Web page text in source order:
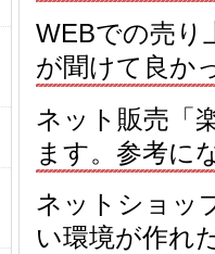
WEBでの売り
が聞けて良か
ネット販売「
ます。参考に
ネットショッ
い環境が作れ